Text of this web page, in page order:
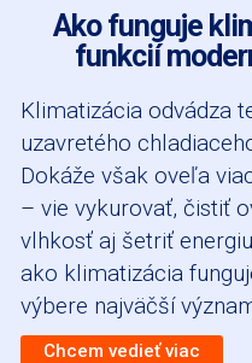
Ako funguje
funkcií
Klimatizácia odvádza
uzavretého
Dokáže však oveľa
– vie vykurovať, čistiť
vlhkosť aj šetriť
ako klimatizácia
výbere najväčší
Chcem vedieť viac